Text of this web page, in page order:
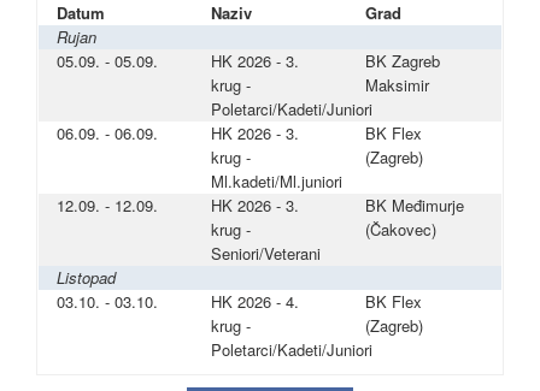
Datum
Naziv
Grad
Rujan
05.09. - 05.09.
HK 2026 - 3.
krug -
Poletarci/Kadeti/Juniori
BK Zagreb
Maksimir
06.09. - 06.09.
HK 2026 - 3.
krug -
Ml.kadeti/Ml.juniori
BK Flex
(Zagreb)
12.09. - 12.09.
HK 2026 - 3.
krug -
Seniori/Veterani
BK Međimurje
(Čakovec)
Listopad
03.10. - 03.10.
HK 2026 - 4.
krug -
Poletarci/Kadeti/Juniori
BK Flex
(Zagreb)